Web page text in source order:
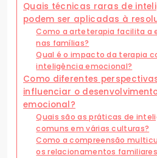
Quais técnicas raras de
podem ser aplicadas à
Como a arteterapia facilita a
nas famílias?
Qual é o impacto da terapia
inteligência emocional?
Como diferentes
influenciar o
emocional?
Quais são as práticas de
comuns em várias culturas?
Como a compreensão
os relacionamentos